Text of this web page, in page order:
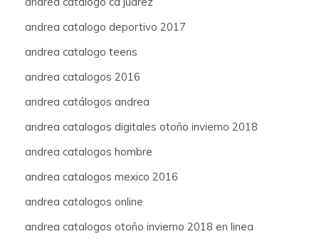
andrea catalogo deportivo 2017
andrea catalogo teens
andrea catalogos 2016
andrea catálogos andrea
andrea catalogos digitales otoño invierno 2018
andrea catalogos hombre
andrea catalogos mexico 2016
andrea catalogos online
andrea catalogos otoño invierno 2018 en linea